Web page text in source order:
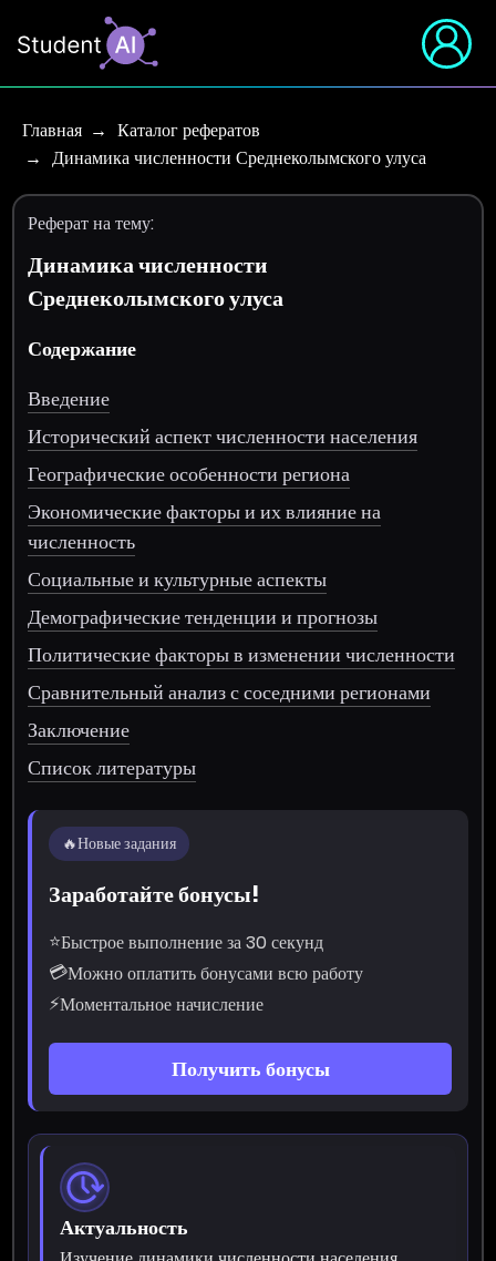
Главная
Каталог рефератов
Динамика численности Среднеколымского улуса
Реферат на тему:
Динамика численности
Среднеколымского улуса
Содержание
Введение
Исторический аспект численности населения
Географические особенности региона
Экономические факторы и их влияние на
численность
Социальные и культурные аспекты
Демографические тенденции и прогнозы
Политические факторы в изменении численности
Сравнительный анализ с соседними регионами
Заключение
Список литературы
🔥Новые задания
Заработайте бонусы!
⭐Быстрое выполнение за 30 секунд
💳Можно оплатить бонусами всю работу
⚡Моментальное начисление
Получить бонусы
Актуальность